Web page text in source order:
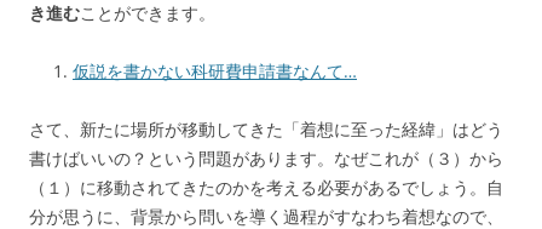
き進むことができます。
仮説を書かない科研費申請書なんて…
さて、新たに場所が移動してきた「着想に至った経緯」はどう
書けばいいの？という問題があります。なぜこれが（３）から
（１）に移動されてきたのかを考える必要があるでしょう。自
分が思うに、背景から問いを導く過程がすなわち着想なので、